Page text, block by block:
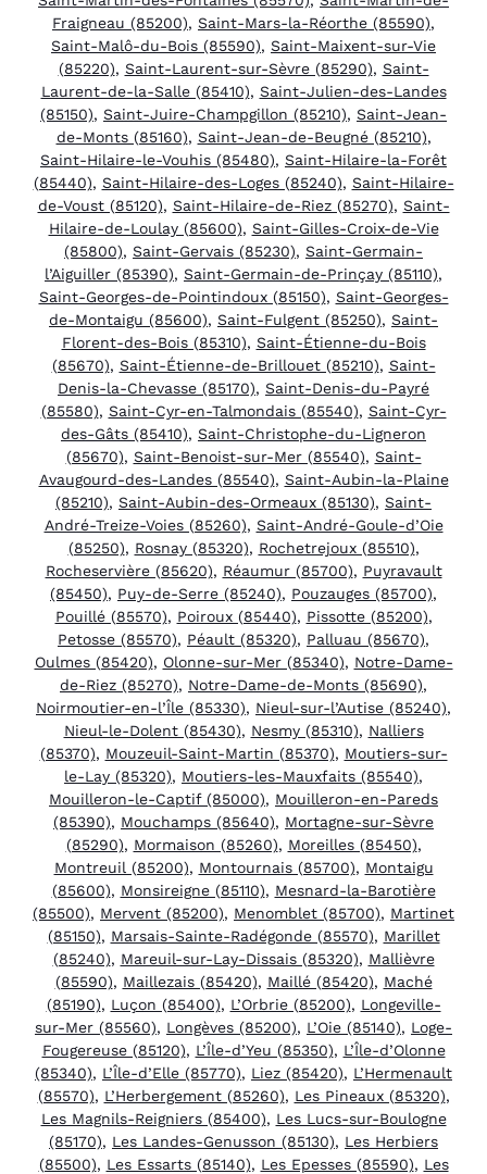
Fraigneau (85200), Saint-Mars-la-Réorthe (85590),
Saint-Malô-du-Bois (85590), Saint-Maixent-sur-Vie
(85220), Saint-Laurent-sur-Sèvre (85290), Saint-
Laurent-de-la-Salle (85410), Saint-Julien-des-Landes
(85150), Saint-Juire-Champgillon (85210), Saint-Jean-
de-Monts (85160), Saint-Jean-de-Beugné (85210),
Saint-Hilaire-le-Vouhis (85480), Saint-Hilaire-la-Forêt
(85440), Saint-Hilaire-des-Loges (85240), Saint-Hilaire-
de-Voust (85120), Saint-Hilaire-de-Riez (85270), Saint-
Hilaire-de-Loulay (85600), Saint-Gilles-Croix-de-Vie
(85800), Saint-Gervais (85230), Saint-Germain-
l’Aiguiller (85390), Saint-Germain-de-Prinçay (85110),
Saint-Georges-de-Pointindoux (85150), Saint-Georges-
de-Montaigu (85600), Saint-Fulgent (85250), Saint-
Florent-des-Bois (85310), Saint-Étienne-du-Bois
(85670), Saint-Étienne-de-Brillouet (85210), Saint-
Denis-la-Chevasse (85170), Saint-Denis-du-Payré
(85580), Saint-Cyr-en-Talmondais (85540), Saint-Cyr-
des-Gâts (85410), Saint-Christophe-du-Ligneron
(85670), Saint-Benoist-sur-Mer (85540), Saint-
Avaugourd-des-Landes (85540), Saint-Aubin-la-Plaine
(85210), Saint-Aubin-des-Ormeaux (85130), Saint-
André-Treize-Voies (85260), Saint-André-Goule-d’Oie
(85250), Rosnay (85320), Rochetrejoux (85510),
Rocheservière (85620), Réaumur (85700), Puyravault
(85450), Puy-de-Serre (85240), Pouzauges (85700),
Pouillé (85570), Poiroux (85440), Pissotte (85200),
Petosse (85570), Péault (85320), Palluau (85670),
Oulmes (85420), Olonne-sur-Mer (85340), Notre-Dame-
de-Riez (85270), Notre-Dame-de-Monts (85690),
Noirmoutier-en-l’Île (85330), Nieul-sur-l’Autise (85240),
Nieul-le-Dolent (85430), Nesmy (85310), Nalliers
(85370), Mouzeuil-Saint-Martin (85370), Moutiers-sur-
le-Lay (85320), Moutiers-les-Mauxfaits (85540),
Mouilleron-le-Captif (85000), Mouilleron-en-Pareds
(85390), Mouchamps (85640), Mortagne-sur-Sèvre
(85290), Mormaison (85260), Moreilles (85450),
Montreuil (85200), Montournais (85700), Montaigu
(85600), Monsireigne (85110), Mesnard-la-Barotière
(85500), Mervent (85200), Menomblet (85700), Martinet
(85150), Marsais-Sainte-Radégonde (85570), Marillet
(85240), Mareuil-sur-Lay-Dissais (85320), Mallièvre
(85590), Maillezais (85420), Maillé (85420), Maché
(85190), Luçon (85400), L’Orbrie (85200), Longeville-
sur-Mer (85560), Longèves (85200), L’Oie (85140), Loge-
Fougereuse (85120), L’Île-d’Yeu (85350), L’Île-d’Olonne
(85340), L’Île-d’Elle (85770), Liez (85420), L’Hermenault
(85570), L’Herbergement (85260), Les Pineaux (85320),
Les Magnils-Reigniers (85400), Les Lucs-sur-Boulogne
(85170), Les Landes-Genusson (85130), Les Herbiers
(85500), Les Essarts (85140), Les Epesses (85590), Les